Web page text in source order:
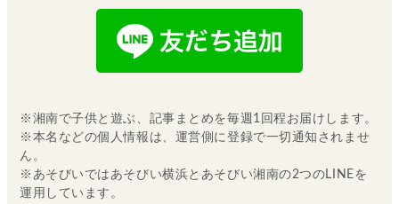
※湘南で子供と遊ぶ、記事まとめを毎週1回程お届けします。
※本名などの個人情報は、運営側に登録で一切通知されませ
ん。
※あそびいではあそびい横浜とあそびい湘南の2つのLINEを
運用しています。